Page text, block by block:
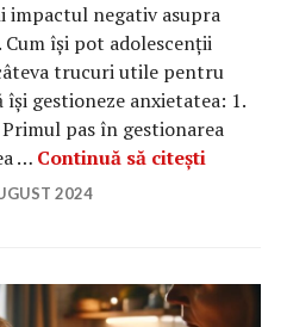
impactul negativ asupra
își pot adolescenții
trucuri utile pentru
își gestioneze anxietatea: 1.
pas în gestionarea
… Continuă să citești
2024